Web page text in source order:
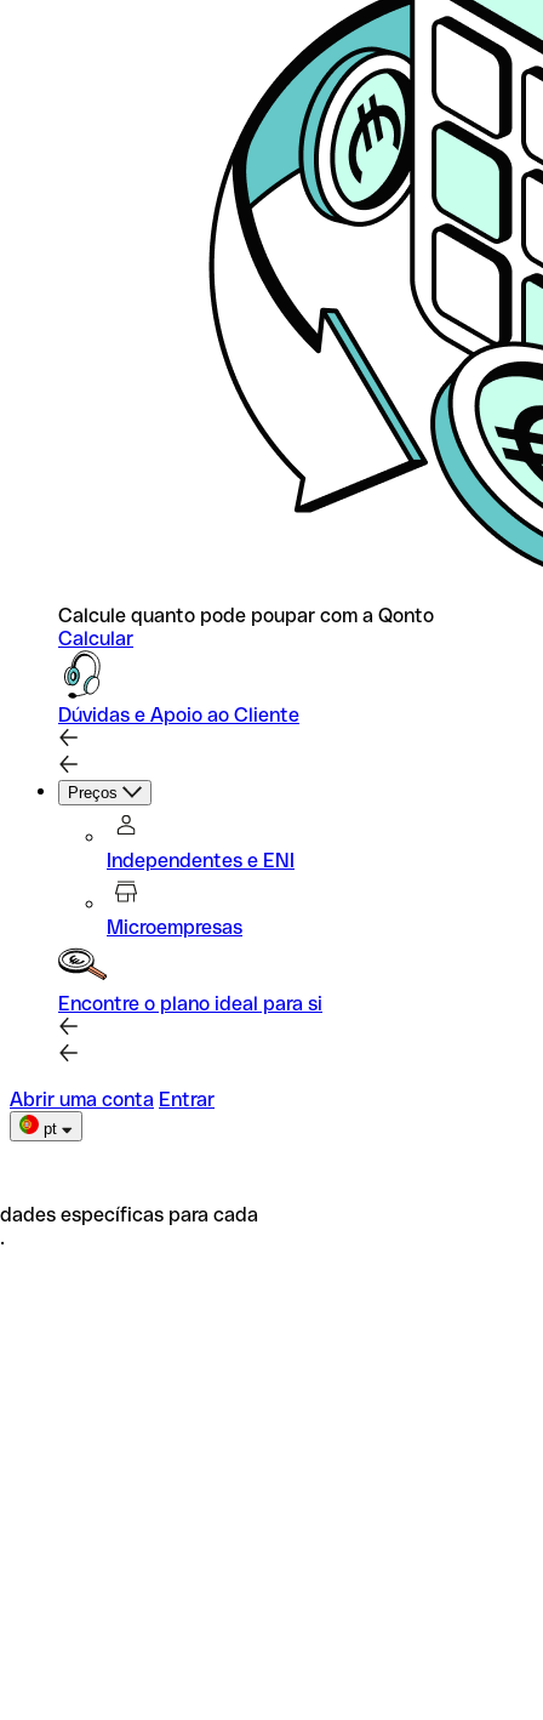
Calcule quanto pode poupar com a Qonto
Calcular
Dúvidas e Apoio ao Cliente
Preços
Independentes e ENI
Microempresas
Encontre o plano ideal para si
Abrir uma conta Entrar
pt
específicas para cada